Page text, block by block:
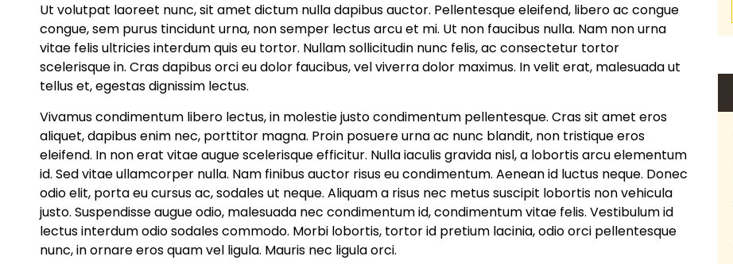
Ut volutpat laoreet nunc, sit amet dictum nulla dapibus auctor. Pellentesque eleifend, libero ac congue
congue, sem purus tincidunt urna, non semper lectus arcu et mi. Ut non faucibus nulla. Nam non urna
vitae felis ultricies interdum quis eu tortor. Nullam sollicitudin nunc felis, ac consectetur tortor
scelerisque in. Cras dapibus orci eu dolor faucibus, vel viverra dolor maximus. In velit erat, malesuada ut
tellus et, egestas dignissim lectus.
Vivamus condimentum libero lectus, in molestie justo condimentum pellentesque. Cras sit amet eros
aliquet, dapibus enim nec, porttitor magna. Proin posuere urna ac nunc blandit, non tristique eros
eleifend. In non erat vitae augue scelerisque efficitur. Nulla iaculis gravida nisl, a lobortis arcu elementum
id. Sed vitae ullamcorper nulla. Nam finibus auctor risus eu condimentum. Aenean id luctus neque. Donec
odio elit, porta eu cursus ac, sodales ut neque. Aliquam a risus nec metus suscipit lobortis non vehicula
justo. Suspendisse augue odio, malesuada nec condimentum id, condimentum vitae felis. Vestibulum id
lectus interdum odio sodales commodo. Morbi lobortis, tortor id pretium lacinia, odio orci pellentesque
nunc, in ornare eros quam vel ligula. Mauris nec ligula orci.